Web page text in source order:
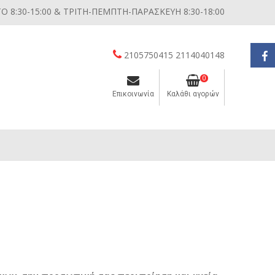
8:30-15:00 & ΤΡΙΤΗ-ΠΕΜΠΤΗ-ΠΑΡΑΣΚΕΥΗ 8:30-18:00
2105750415 2114040148
Επικοινωνία
0
Καλάθι αγορών